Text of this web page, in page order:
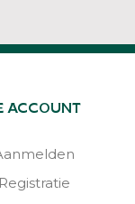
ACCOUNT
Registratie